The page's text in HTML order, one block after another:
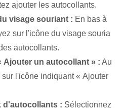
ajouter les autocollants.
visage souriant : En bas à
sur l'icône du visage souria
autocollants.
Ajouter un autocollant » : Au
l'icône indiquant « Ajouter
d'autocollants : Sélectionnez